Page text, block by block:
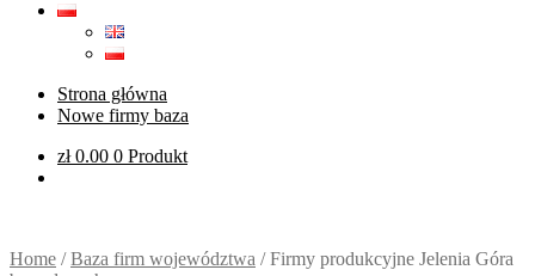
Strona główna
Nowe firmy baza
zł0.00 0 Produkt
Home /Baza firm województwa /Firmy produkcyjne Jelenia Góra